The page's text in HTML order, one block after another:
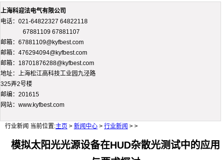
上海科迎法电气有限公司
电话：021-64822327 64822118
67881109 67881107
邮箱：67881109@kyfbest.com
邮箱：476294094@kyfbest.com
邮箱：18701876288@kyfbest.com
地址：上海松江高科技工业园九泾路
325弄2号楼
邮编：201615
网站：www.kyfbest.com
行业新闻 当前位置:主页 > 新闻中心 > 行业新闻 > >
模拟太阳光光源设备在HUD杂散光测试中的应用